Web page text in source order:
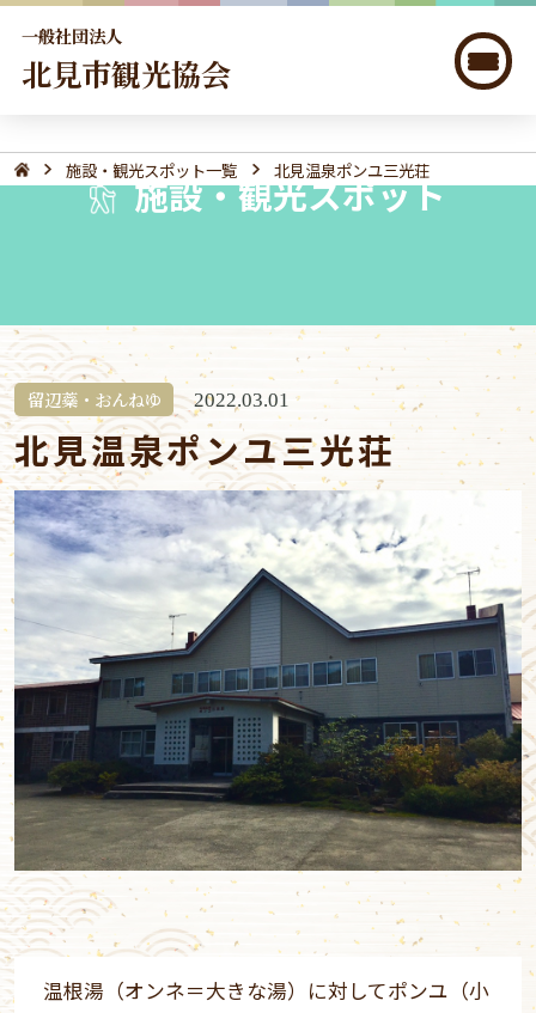
一般社団法人
北見市観光協会
施設・観光スポット一覧 北見温泉ポンユ三光荘
施設・観光スポット
留辺蘂・おんねゆ 2022.03.01
北見温泉ポンユ三光荘
温根湯（オンネ＝大きな湯）に対してポンユ（小